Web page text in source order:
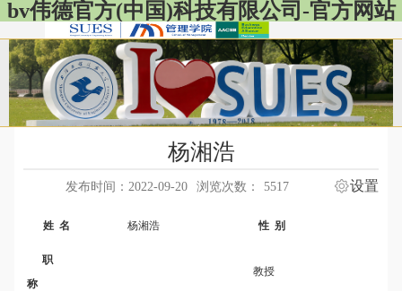
bv伟德官方(中国)科技有限公司-官方网站
杨湘浩
发布时间：2022-09-20 浏览次数： 5517 设置
姓 名 杨湘浩 性 别
职
称
教授